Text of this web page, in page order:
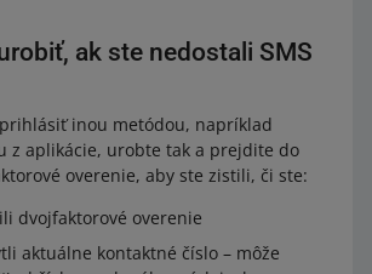
ak ste nedostali SMS
inou metódou, napríklad
z aplikácie, urobte tak a prejdite do
overenie, aby ste zistili, či ste:
dvojfaktorové overenie
aktuálne kontaktné číslo – môže